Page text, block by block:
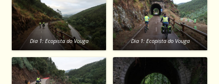
Dia 1: Ecopista do Vouga Dia 1: Ecopista do Vouga